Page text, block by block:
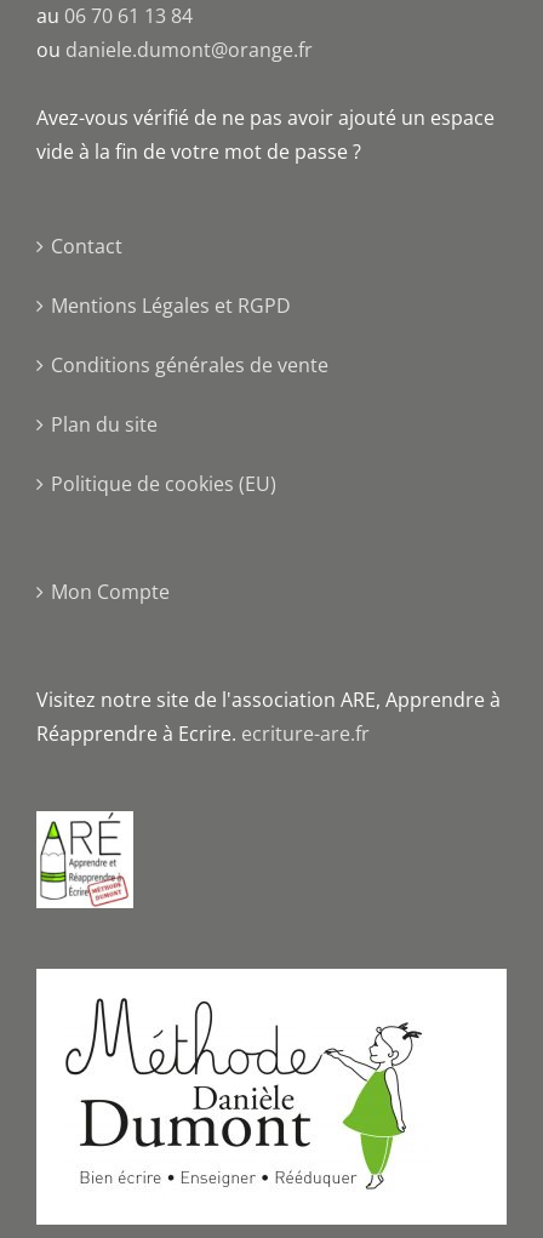
au 06 70 61 13 84
ou daniele.dumont@orange.fr
Avez-vous vérifié de ne pas avoir ajouté un espace
vide à la fin de votre mot de passe ?
Contact
Mentions Légales et RGPD
Conditions générales de vente
Plan du site
Politique de cookies (EU)
Mon Compte
Visitez notre site de l'association ARE, Apprendre à
Réapprendre à Ecrire. ecriture-are.fr